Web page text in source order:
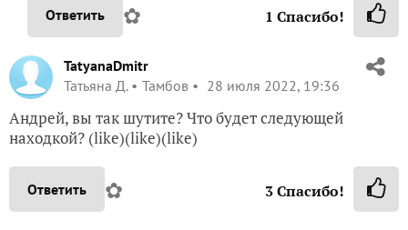
Ответить ✿ 1 Спасибо!
TatyanaDmitr
Татьяна Д.
Тамбов 28 июля 2022, 19:36
Андрей, вы так шутите? Что будет следующей
находкой? (like)(like)(like)
Ответить ✿ 3Спасибо!